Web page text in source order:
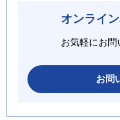
オンライ
お気軽にお問
お問